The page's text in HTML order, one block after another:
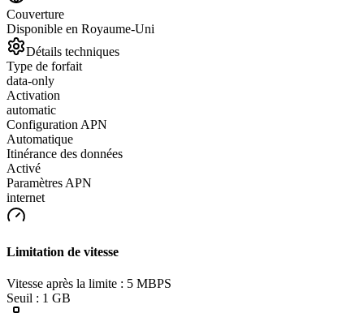
Couverture
Disponible en Royaume-Uni
Détails techniques
Type de forfait
data-only
Activation
automatic
Configuration APN
Automatique
Itinérance des données
Activé
Paramètres APN
internet
Limitation de vitesse
Vitesse après la limite : 5 MBPS
Seuil : 1 GB